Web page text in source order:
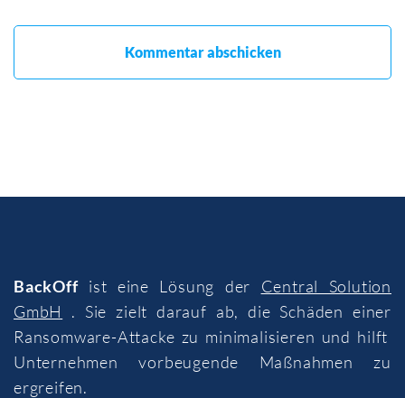
BackOffist eine Lösung der Central Solution
GmbH
. Sie zielt darauf ab, die Schäden einer
Ransomware-Attacke zu minimalisieren und hilft
Unternehmen vorbeugende Maßnahmen zu
ergreifen.